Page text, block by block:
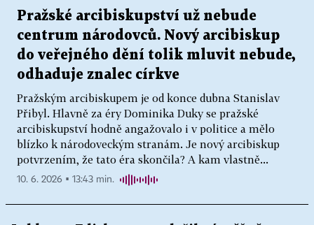
Pražské arcibiskupství už nebude
centrum národovců. Nový arcibiskup
do veřejného dění tolik mluvit nebude,
odhaduje znalec církve
Pražským arcibiskupem je od konce dubna Stanislav
Přibyl. Hlavně za éry Dominika Duky se pražské
arcibiskupství hodně angažovalo i v politice a mělo
blízko k národoveckým stranám. Je nový arcibiskup
potvrzením, že tato éra skončila? A kam vlastně...
10. 6. 2026 ▪ 13:43 min.